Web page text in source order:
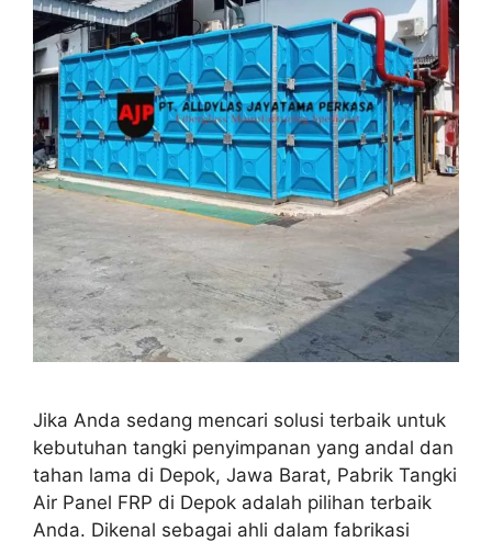
Jika Anda sedang mencari solusi terbaik untuk
kebutuhan tangki penyimpanan yang andal dan
tahan lama di Depok, Jawa Barat, Pabrik Tangki
Air Panel FRP di Depok adalah pilihan terbaik
Anda. Dikenal sebagai ahli dalam fabrikasi